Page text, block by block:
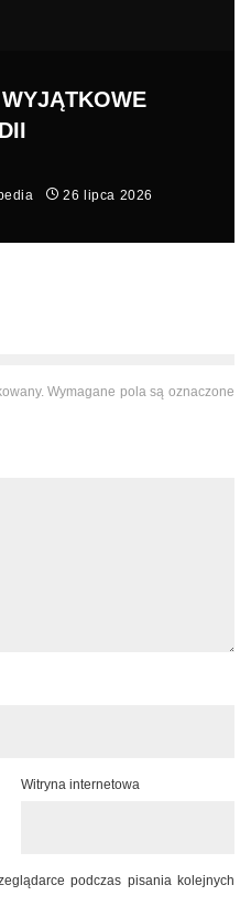
26 lipca 2026
Wymagane pola są oznaczone
Witryna internetowa
podczas pisania kolejnych